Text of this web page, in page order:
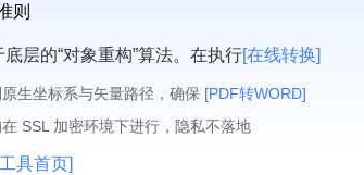
则
层的“对象重构”算法。在执行[在线转换]
生坐标系与矢量路径，确保 [PDF转WORD]
SSL 加密环境下进行，隐私不落地
具首页]